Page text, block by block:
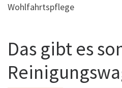
Wohlfahrtspflege
Das gibt es